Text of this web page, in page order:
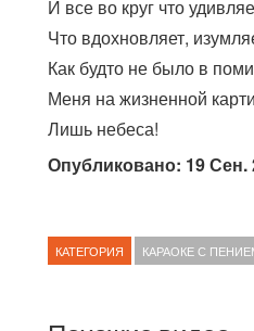
И все во круг что
Что вдохновляет,
Как будто не было в
Меня на жизненной
Лишь небеса!
Опубликовано: 19 Сен.
КАТЕГОРИЯ КАРАОКЕ С